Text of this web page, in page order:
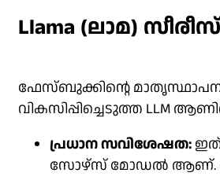
Llama (ലാമ) സീരീസ്
ഫേസ്ബുക്കിൻ്റെ
വികസിപ്പിച്ചെടുത്ത LLM
പ്രധാന സവിശേഷത:
സോഴ്‌സ് മോഡൽ ആണ്.